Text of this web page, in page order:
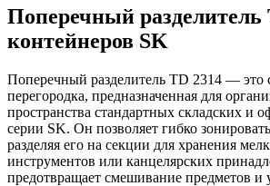
Поперечный разделитель
контейнеров SK
Поперечный разделитель TD 2314 — это
перегородка, предназначенная для
пространства стандартных складских и
серии SK. Он позволяет гибко
разделяя его на секции для хранения
инструментов или канцелярских
предотвращает смешивание предметов и